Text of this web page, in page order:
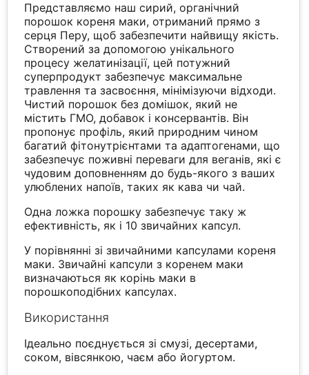
Представляємо наш сирий, органічний
порошок кореня маки, отриманий прямо з
серця Перу, щоб забезпечити найвищу якість.
Створений за допомогою унікального
процесу желатинізації, цей потужний
суперпродукт забезпечує максимальне
травлення та засвоєння, мінімізуючи відходи.
Чистий порошок без домішок, який не
містить ГМО, добавок і консервантів. Він
пропонує профіль, який природним чином
багатий фітонутрієнтами та адаптогенами, що
забезпечує поживні переваги для веганів, які є
чудовим доповненням до будь-якого з ваших
улюблених напоїв, таких як кава чи чай.
Одна ложка порошку забезпечує таку ж
ефективність, як і 10 звичайних капсул.
У порівнянні зі звичайними капсулами кореня
маки. Звичайні капсули з коренем маки
визначаються як корінь маки в
порошкоподібних капсулах.
Використання
Ідеально поєднується зі смузі, десертами,
соком, вівсянкою, чаєм або йогуртом.